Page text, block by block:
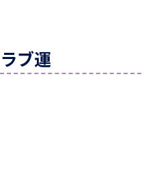
ラブ運